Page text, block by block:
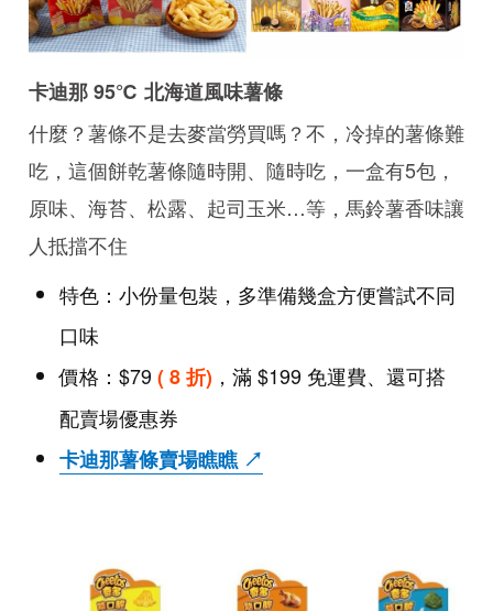
卡迪那 95℃ 北海道風味薯條
什麼？薯條不是去麥當勞買嗎？不，冷掉的薯條難
吃，這個餅乾薯條隨時開、隨時吃，一盒有5包，
原味、海苔、松露、起司玉米…等，馬鈴薯香味讓
人抵擋不住
特色：小份量包裝，多準備幾盒方便嘗試不同
口味
價格：$79 ( 8 折) ，滿 $199 免運費、還可搭
配賣場優惠券
卡迪那薯條賣場瞧瞧 ↗